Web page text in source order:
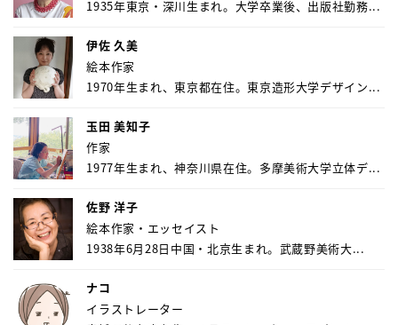
1935年東京・深川生まれ。大学卒業後、出版社勤務...
伊佐 久美
絵本作家
1970年生まれ、東京都在住。東京造形大学デザイン...
玉田 美知子
作家
1977年生まれ、神奈川県在住。多摩美術大学立体デ...
佐野 洋子
絵本作家・エッセイスト
1938年6月28日中国・北京生まれ。武蔵野美術大...
ナコ
イラストレーター